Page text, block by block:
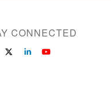
CONNECTED